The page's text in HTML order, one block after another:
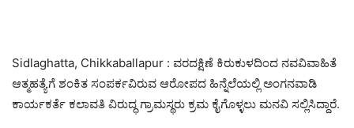
Sidlaghatta, Chikkaballapur : ವರದಕ್ಷಿಣೆ ಕಿರುಕುಳದಿಂದ ನವವಿವಾಹಿತೆ
ಆತ್ಮಹತ್ಯೆಗೆ ಶಂಕಿತ ಸಂಪರ್ಕವಿರುವ ಆರೋಪದ ಹಿನ್ನೆಲೆಯಲ್ಲಿ ಅಂಗನವಾಡಿ
ಕಾರ್ಯಕರ್ತೆ ಕಲಾವತಿ ವಿರುದ್ಧ ಗ್ರಾಮಸ್ಥರು ಕ್ರಮ ಕೈಗೊಳ್ಳಲು ಮನವಿ ಸಲ್ಲಿಸಿದ್ದಾರೆ.